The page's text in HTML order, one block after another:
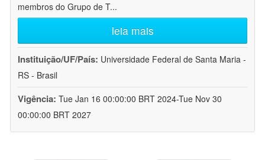
membros do Grupo de T...
leia mais
Instituição/UF/País: Universidade Federal de Santa Maria -
RS - Brasil
Vigência: Tue Jan 16 00:00:00 BRT 2024-Tue Nov 30
00:00:00 BRT 2027